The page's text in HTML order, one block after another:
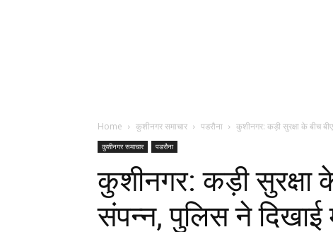
Home कुशीनगर समाचार पडरौना कुशीनगर: कड़ी सुरक्षा के बीच
कुशीनगर समाचार पडरौना
कुशीनगर: कड़ी सुरक्षा
संपन्न, पुलिस ने दिखाई